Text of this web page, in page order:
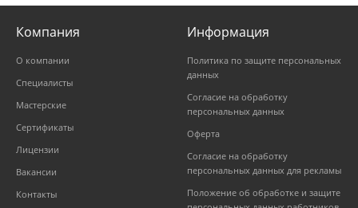
Компания
О компании
Специалисты
Мастерские
Сертификаты
Лицензии
Вакансии
Контакты
Информация
Политика по защите персональных
данных
Согласие на обработку
персональных данных
Оферта
Согласие на обработку
персональных данных для рекламы
Положение об обработке и защите